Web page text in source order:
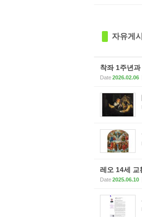
자유게
착좌 1주년
Date2026.02.06
레오 14세 교
Date2025.06.10